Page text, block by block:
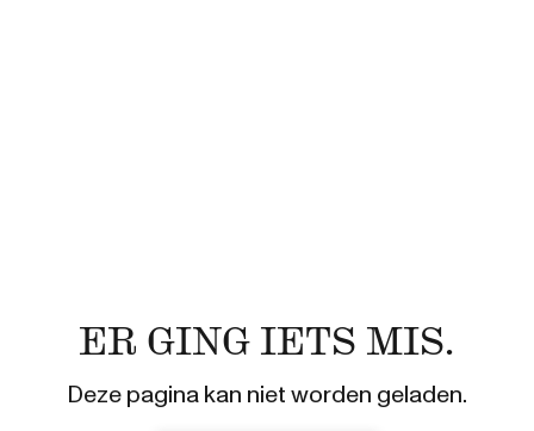
ER GING IETS MIS.
Deze pagina kan niet worden geladen.